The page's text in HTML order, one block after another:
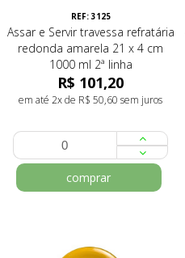
REF: 3125
Assar e Servir travessa refratária
redonda amarela 21 x 4 cm
1000 ml 2ª linha
R$ 101,20
em até 2x de R$ 50,60 sem juros
comprar